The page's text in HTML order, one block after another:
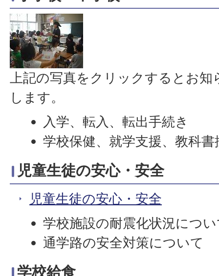
上記の写真をクリックするとお知
します。
入学、転入、転出手続き
学校保健、就学支援、教科書
児童生徒の安心・安全
児童生徒の安心・安全
学校施設の耐震化状況につ
通学路の安全対策について
学校給食